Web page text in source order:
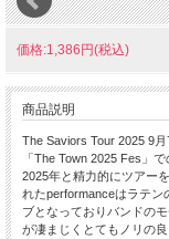
価格:1,386円(税込)
商品説明
The Saviors Tour 2025 9
「The Town 2025 Fes」
2025年と精力的にツアー
れたperformanceはラテ
ブとなっておりバンドの
が凄まじくとてもノリの